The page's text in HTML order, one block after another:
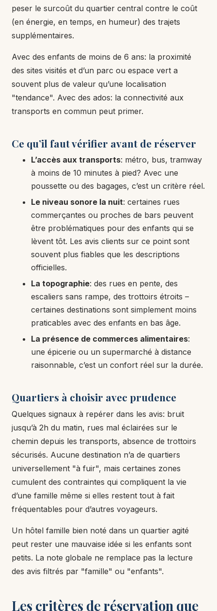
peser le surcoût du quartier central contre le coût
(en énergie, en temps, en humeur) des trajets
supplémentaires.
Avec des enfants de moins de 6 ans: la proximité
des sites visités et d’un parc ou espace vert a
souvent plus de valeur qu’une localisation
"tendance". Avec des ados: la connectivité aux
transports en commun peut primer.
Ce qu’il faut vérifier avant de réserver
L’accès aux transports: métro, bus, tramway
à moins de 10 minutes à pied? Avec une
poussette ou des bagages, c’est un critère réel.
Le niveau sonore la nuit: certaines rues
commerçantes ou proches de bars peuvent
être problématiques pour des enfants qui se
lèvent tôt. Les avis clients sur ce point sont
souvent plus fiables que les descriptions
officielles.
La topographie: des rues en pente, des
escaliers sans rampe, des trottoirs étroits –
certaines destinations sont simplement moins
praticables avec des enfants en bas âge.
La présence de commerces alimentaires:
une épicerie ou un supermarché à distance
raisonnable, c’est un confort réel sur la durée.
Quartiers à choisir avec prudence
Quelques signaux à repérer dans les avis: bruit
jusqu’à 2h du matin, rues mal éclairées sur le
chemin depuis les transports, absence de trottoirs
sécurisés. Aucune destination n’a de quartiers
universellement "à fuir", mais certaines zones
cumulent des contraintes qui compliquent la vie
d’une famille même si elles restent tout à fait
fréquentables pour d’autres voyageurs.
Un hôtel famille bien noté dans un quartier agité
peut rester une mauvaise idée si les enfants sont
petits. La note globale ne remplace pas la lecture
des avis filtrés par "famille" ou "enfants".
Les critères de réservation que